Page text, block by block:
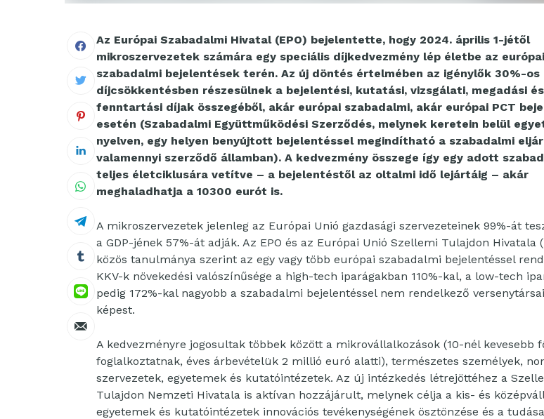
Az Európai Szabadalmi Hivatal (EPO) bejelentette, hogy 2024. április 1-jétől
mikroszervezetek számára egy speciális díjkedvezmény lép életbe az európai
szabadalmi bejelentések terén. Az új döntés értelmében az igénylők 30%-os
díjcsökkentésben részesülnek a bejelentési, kutatási, vizsgálati, megadási
fenntartási díjak összegéből, akár európai szabadalmi, akár európai PCT
esetén (Szabadalmi Együttműködési Szerződés, melynek keretein belül
nyelven, egy helyen benyújtott bejelentéssel megindítható a szabadalmi
valamennyi szerződő államban). A kedvezmény összege így egy adott
teljes életciklusára vetítve – a bejelentéstől az oltalmi idő lejártáig – akár
meghaladhatja a 10300 eurót is.
A mikroszervezetek jelenleg az Európai Unió gazdasági szervezeteinek 99%-át
a GDP-jének 57%-át adják. Az EPO és az Európai Unió Szellemi Tulajdon Hivatala
közös tanulmánya szerint az egy vagy több európai szabadalmi bejelentéssel
KKV-k növekedési valószínűsége a high-tech iparágakban 110%-kal, a low-tech
pedig 172%-kal nagyobb a szabadalmi bejelentéssel nem rendelkező
képest.
A kedvezményre jogosultak többek között a mikrovállalkozások (10-nél kevesebb
foglalkoztatnak, éves árbevételük 2 millió euró alatti), természetes személyek,
szervezetek, egyetemek és kutatóintézetek. Az új intézkedés létrejöttéhez a
Tulajdon Nemzeti Hivatala is aktívan hozzájárult, melynek célja a kis- és
egyetemek és kutatóintézetek innovációs tevékenységének ösztönzése és a